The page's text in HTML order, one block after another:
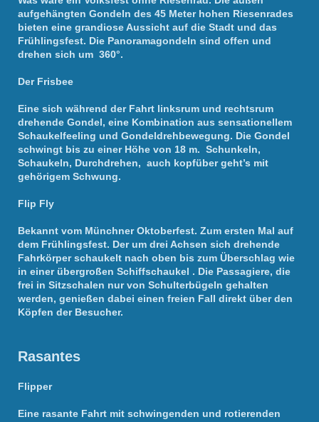
aufgehängten Gondeln des 45 Meter hohen Riesenrades
bieten eine grandiose Aussicht auf die Stadt und das
Frühlingsfest. Die Panoramagondeln sind offen und
drehen sich um 360°.
Der Frisbee
Eine sich während der Fahrt linksrum und rechtsrum
drehende Gondel, eine Kombination aus sensationellem
Schaukelfeeling und Gondeldrehbewegung. Die Gondel
schwingt bis zu einer Höhe von 18 m. Schunkeln,
Schaukeln, Durchdrehen, auch kopfüber geht’s mit
gehörigem Schwung.
Flip Fly
Bekannt vom Münchner Oktoberfest. Zum ersten Mal auf
dem Frühlingsfest. Der um drei Achsen sich drehende
Fahrkörper schaukelt nach oben bis zum Überschlag wie
in einer übergroßen Schiffschaukel . Die Passagiere, die
frei in Sitzschalen nur von Schulterbügeln gehalten
werden, genießen dabei einen freien Fall direkt über den
Köpfen der Besucher.
Rasantes
Flipper
Eine rasante Fahrt mit schwingenden und rotierenden